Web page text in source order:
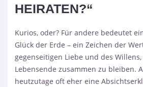
HEIRATEN?“
Kurios, oder? Für andere bedeutet
Glück der Erde – ein Zeichen der
gegenseitigen Liebe und des
Lebensende zusammen zu bleiben.
heutzutage oft eher eine